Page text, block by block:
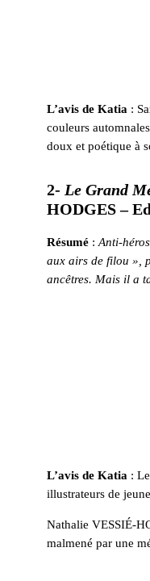
L’avis de Katia :
couleurs
doux et poétique à
2- Le Grand
HODGES –
Résumé : Anti-
aux airs de filou »,
ancêtres. Mais il a
L’avis de Katia :
illustrateurs de
Nathalie VESSIÉ-
malmené par une